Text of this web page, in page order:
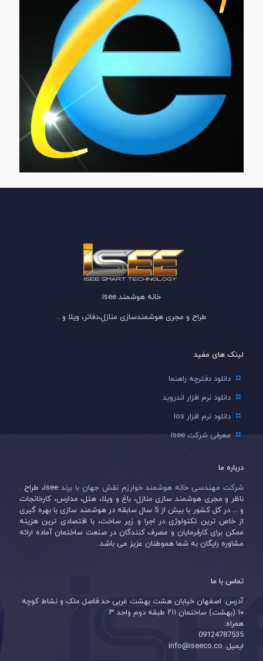
خانه هوشمند isee
طراح و مجری هوشمندسازی منازل،دفاتر، ویلا و ..
لینک های مفید
دانلود دفترچه راهنما
دانلود نرم افزار اندروید
دانلود نرم افزار ios
معرفی شرکت isee
درباره ما
شرکت مهندسی خانه هوشمند خوارزم نقش جهان با برند
isee، طراح .
ناظر و مجری هوشمند سازی منازل، باغ و ویلا، هتل، مدارس، کارخانجات
و ... در کل کشور با بیش از 5 سال سابقه در هوشمند سازی با بهره گیری
از خاص ترین تکنولوژی در اجرا و زیر ساخت، با اقتصادی ترین هزینه
ممکن برای کارفرمایان و مصرف کنندگان در صنعت ساختمان آماده ارائه
مشاوره رایگان به شما هموطنان عزیز می باشد.
تماس با ما
آدرس: اصفهان خیابان هشت بهشت غربی حد فاصل ملک و نشاط کوچه
۱۰ (بهشت) ساختمان ۲۱۱ طبقه دوم واحد ۳
همراه:
09124787535
ایمیل: info@iseeco.co